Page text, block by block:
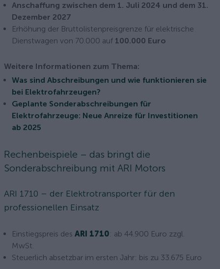
Anschaffung zwischen dem 1. Juli 2024 und dem 31.
Dezember 2027
Erhöhung der Bruttolistenpreisgrenze für elektrische
Dienstwagen von 70.000 auf 100.000 Euro
Weitere Informationen zum Thema:
Was sind Abschreibungen und wie funktionieren sie
bei Elektrofahrzeugen?
Geplante Sonderabschreibungen für
Elektrofahrzeuge: Neue Anreize für Investitionen
ab 2025
Rechenbeispiele – das bringt die
Sonderabschreibung mit ARI Motors
ARI 1710 – der Elektrotransporter für den
professionellen Einsatz
Einstiegspreis des ARI 1710: ab 44.900 Euro zzgl.
MwSt.
Steuerlich absetzbar im ersten Jahr: bis zu 33.675 Euro